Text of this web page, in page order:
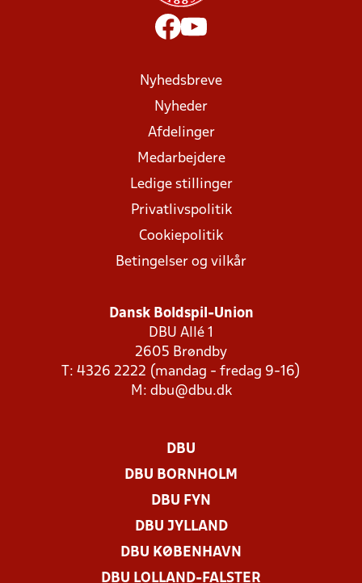
Nyhedsbreve
Nyheder
Afdelinger
Medarbejdere
Ledige stillinger
Privatlivspolitik
Cookiepolitik
Betingelser og vilkår
Dansk Boldspil-Union
DBU Allé 1
2605 Brøndby
T: 4326 2222 (mandag - fredag 9-16)
M: dbu@dbu.dk
DBU
DBU BORNHOLM
DBU FYN
DBU JYLLAND
DBU KØBENHAVN
DBU LOLLAND-FALSTER